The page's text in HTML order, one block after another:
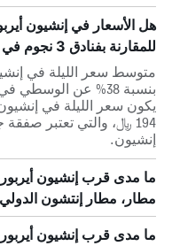
هل الأسعار في إنشيون
للمقارنة بفنادق 3 نجوم في إنشيون؟
متوسط سعر الليلة في
يكون سعر الليلة في
194 ﷼، والتي تعتبر
إنشيون.
ما مدى قرب إنشيون
مطار، مطار إنتشون
ما مدى قرب إنشيون